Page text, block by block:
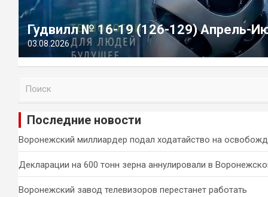
Гудвилл № 16-19 (126-129) Апрель-
03.08.2026
и
Последние новости
Воронежский миллиардер подал ходатайство на
Декларации на 600 тонн зерна аннулировали в
Воронежский завод телевизоров перестанет работать